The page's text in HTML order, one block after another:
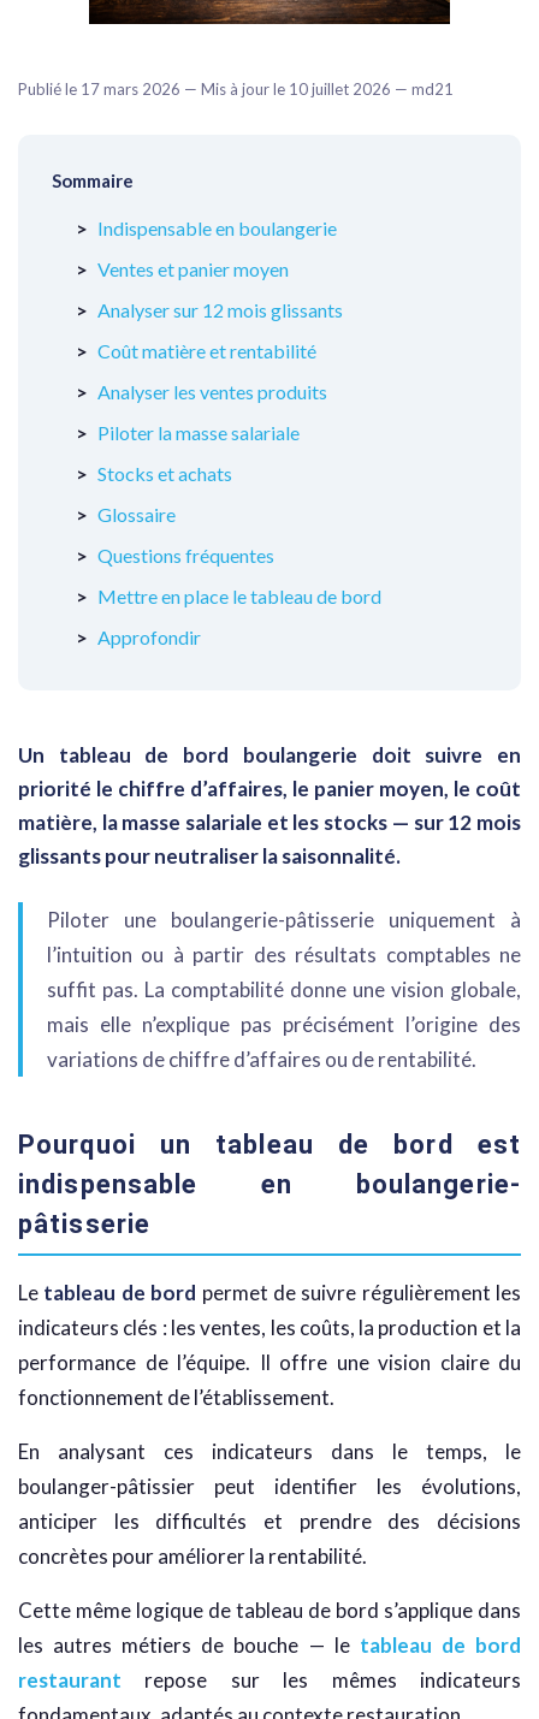
Publié le 17 mars 2026 — Mis à jour le 10 juillet 2026 — md21
Sommaire
Indispensable en boulangerie
Ventes et panier moyen
Analyser sur 12 mois glissants
Coût matière et rentabilité
Analyser les ventes produits
Piloter la masse salariale
Stocks et achats
Glossaire
Questions fréquentes
Mettre en place le tableau de bord
Approfondir
Un tableau de bord boulangerie doit suivre en
priorité le chiffre d’affaires, le panier moyen, le coût
matière, la masse salariale et les stocks — sur 12 mois
glissants pour neutraliser la saisonnalité.
Piloter une boulangerie-pâtisserie uniquement à
l’intuition ou à partir des résultats comptables ne
suffit pas. La comptabilité donne une vision globale,
mais elle n’explique pas précisément l’origine des
variations de chiffre d’affaires ou de rentabilité.
Pourquoi un tableau de bord est
indispensable en boulangerie-
pâtisserie
Le tableau de bord permet de suivre régulièrement les
indicateurs clés : les ventes, les coûts, la production et la
performance de l’équipe. Il offre une vision claire du
fonctionnement de l’établissement.
En analysant ces indicateurs dans le temps, le
boulanger-pâtissier peut identifier les évolutions,
anticiper les difficultés et prendre des décisions
concrètes pour améliorer la rentabilité.
Cette même logique de tableau de bord s’applique dans
les autres métiers de bouche — le tableau de bord
restaurant repose sur les mêmes indicateurs